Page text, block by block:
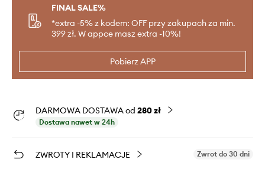
FINAL SALE%
*extra -5% z kodem: OFF przy zakupach za min.
399 zł. W appce masz extra -10%!
Pobierz APP
DARMOWA DOSTAWA od 280 zł
Dostawa nawet w 24h
ZWROTY I REKLAMACJE Zwrot do 30 dni